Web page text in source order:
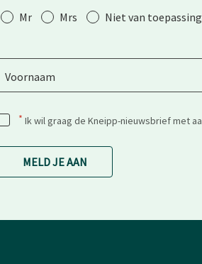
Aanhef
Mr Mrs Niet van toepassing
Voornaam
* Ik wil graag de Kneipp-nieuwsbrief met
MELD JE AAN